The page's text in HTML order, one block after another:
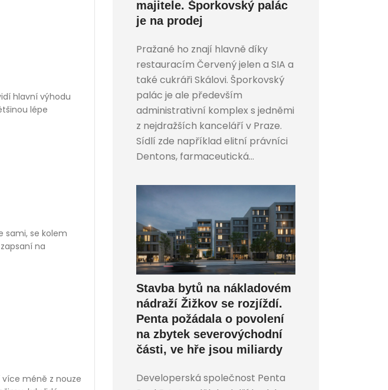
hlavní výhodu
lépe
sami, se kolem
na
více méně z nouze
majitele. Šporkovský palác
je na prodej
Pražané ho znají hlavně díky
restauracím Červený jelen a SIA a
také cukráři Skálovi. Šporkovský
palác je ale především
administrativní komplex s jedněmi
z nejdražších kanceláří v Praze.
Sídlí zde například elitní právníci
Dentons, farmaceutická...
Stavba bytů na nákladovém
nádraží Žižkov se rozjíždí.
Penta požádala o povolení
na zbytek severovýchodní
části, ve hře jsou miliardy
Developerská společnost Penta